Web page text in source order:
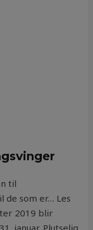
til
de som er… Les
2019 blir